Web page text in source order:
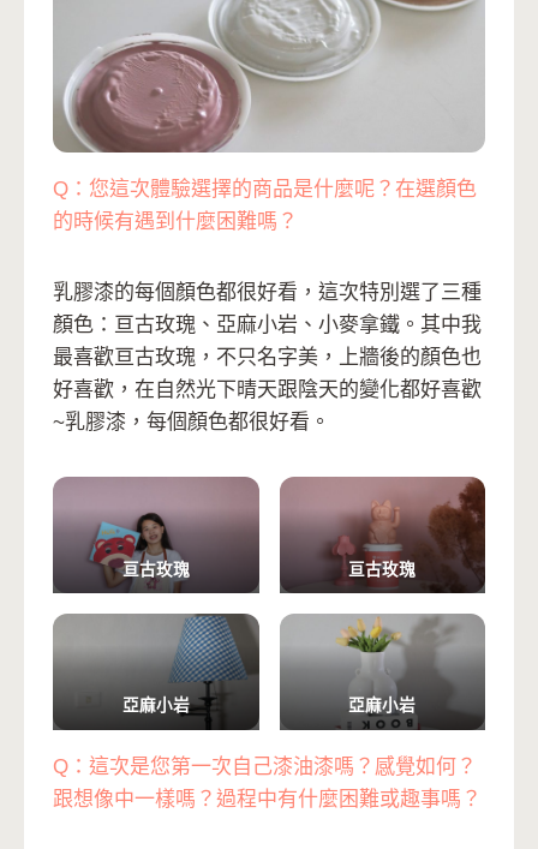
Q：您這次體驗選擇的商品是什麼呢？在選顏色
的時候有遇到什麼困難嗎？
乳膠漆的每個顏色都很好看，這次特別選了三種
顏色：亘古玫瑰、亞麻小岩、小麥拿鐵。其中我
最喜歡亘古玫瑰，不只名字美，上牆後的顏色也
好喜歡，在自然光下晴天跟陰天的變化都好喜歡
~乳膠漆，每個顏色都很好看。
亘古玫瑰 亘古玫瑰
亞麻小岩 亞麻小岩
Q：這次是您第一次自己漆油漆嗎？感覺如何？
跟想像中一樣嗎？過程中有什麼困難或趣事嗎？